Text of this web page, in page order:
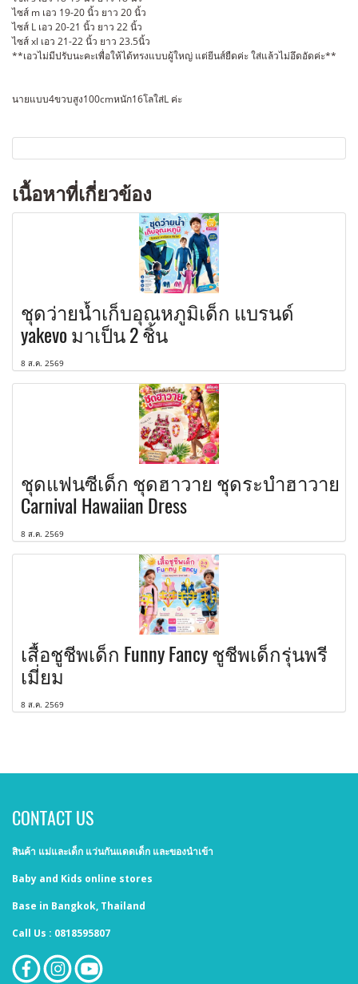
ไซส์ m เอว 19-20 นิ้ว ยาว 20 นิ้ว
ไซส์ L เอว 20-21 นิ้ว ยาว 22 นิ้ว
ไซส์ xl เอว 21-22 นิ้ว ยาว 23.5นิ้ว
**เอวไม่มีปรับนะคะเพื่อให้ได้ทรงแบบผู้ใหญ่ แต่ยีนส์ยืดค่ะ ใส่แล้วไม่อึดอัดค่ะ**
นายแบบ4ขวบสูง100cmหนัก16โลใส่L ค่ะ
เนื้อหาที่เกี่ยวข้อง
ชุดว่ายน้ำเก็บอุณหภูมิเด็ก แบรนด์
yakevo มาเป็น 2 ชิ้น
8 ส.ค. 2569
ชุดแฟนซีเด็ก ชุดฮาวาย ชุดระบำฮาวาย
Carnival Hawaiian Dress
8 ส.ค. 2569
เสื้อชูชีพเด็ก Funny Fancy ชูชีพเด็กรุ่นพรี
เมี่ยม
8 ส.ค. 2569
CONTACT US
สินค้า แม่และเด็ก แว่นกันแดดเด็ก และของนำเข้า
Baby and Kids online stores
Base in Bangkok, Thailand
Call Us : 0818595807